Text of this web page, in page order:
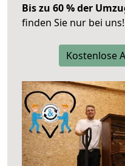
Bis zu 60 % der
finden Sie nur bei uns!
Kostenlose